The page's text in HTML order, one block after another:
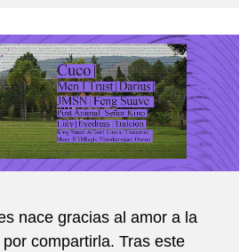
nace gracias al amor a la
compartirla. Tras este